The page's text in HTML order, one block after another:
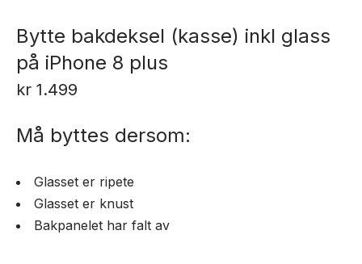
Bytte bakdeksel (kasse) inkl glass
på iPhone 8 plus
kr 1.499
Må byttes dersom:
Glasset er ripete
Glasset er knust
Bakpanelet har falt av